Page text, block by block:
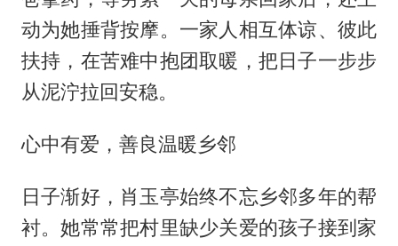
动为她捶背按摩。一家人相互体谅、彼此
扶持，在苦难中抱团取暖，把日子一步步
从泥泞拉回安稳。
心中有爱，善良温暖乡邻
日子渐好，肖玉亭始终不忘乡邻多年的帮
衬。她常常把村里缺少关爱的孩子接到家